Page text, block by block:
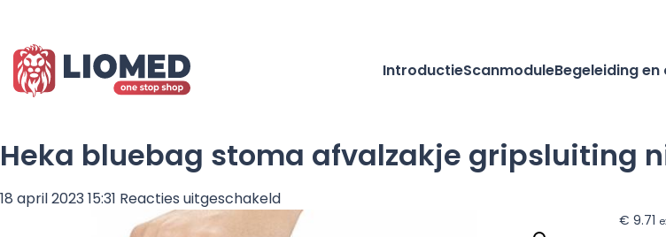
IntroductieScanmoduleBegeleiding
Heka bluebag stoma afvalzakje gripsluiting
18 april 2023 15:31 Reacties uitgeschakeldvoor
Heka
€ 9.71